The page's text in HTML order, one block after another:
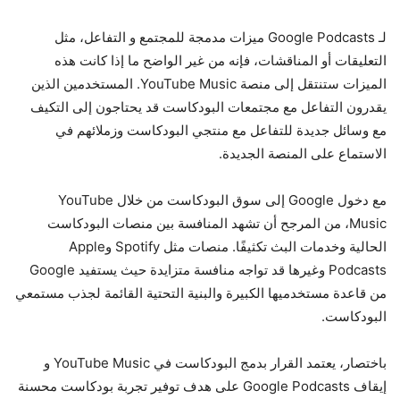
لـ Google Podcasts ميزات مدمجة للمجتمع و التفاعل، مثل
التعليقات أو المناقشات، فإنه من غير الواضح ما إذا كانت هذه
الميزات ستنتقل إلى منصة YouTube Music. المستخدمين الذين
يقدرون التفاعل مع مجتمعات البودكاست قد يحتاجون إلى التكيف
مع وسائل جديدة للتفاعل مع منتجي البودكاست وزملائهم في
الاستماع على المنصة الجديدة.
مع دخول Google إلى سوق البودكاست من خلال YouTube
Music، من المرجح أن تشهد المنافسة بين منصات البودكاست
الحالية وخدمات البث تكثيفًا. منصات مثل Spotify وApple
Podcasts وغيرها قد تواجه منافسة متزايدة حيث يستفيد Google
من قاعدة مستخدميها الكبيرة والبنية التحتية القائمة لجذب مستمعي
البودكاست.
باختصار، يعتمد القرار بدمج البودكاست في YouTube Music و
إيقاف Google Podcasts على هدف توفير تجربة بودكاست محسنة